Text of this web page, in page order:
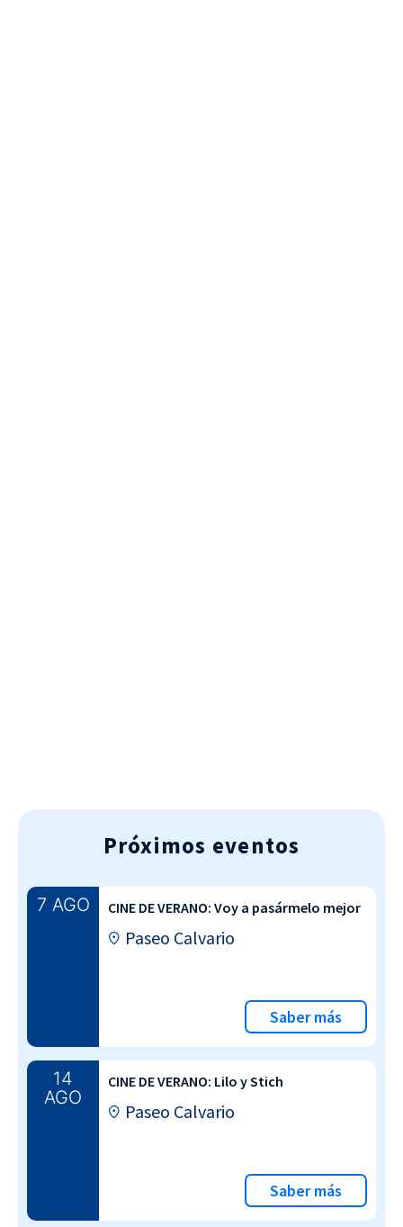
Próximos eventos
7 AGO CINE DE VERANO: Voy a pasármelo mejor
Paseo Calvario
Saber más
14
AGO
CINE DE VERANO: Lilo y Stich
Paseo Calvario
Saber más